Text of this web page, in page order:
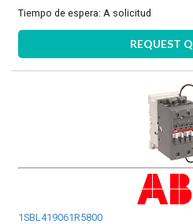
Tiempo de espera: A solicitud
REQUEST
1SBL419061R5800